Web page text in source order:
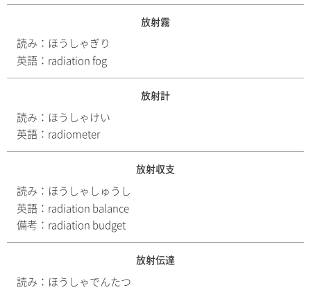
放射霧
読み： ほうしゃぎり
英語： radiation fog
放射計
読み： ほうしゃけい
英語： radiometer
放射収支
読み： ほうしゃしゅうし
英語： radiation balance
備考： radiation budget
放射伝達
読み： ほうしゃでんたつ